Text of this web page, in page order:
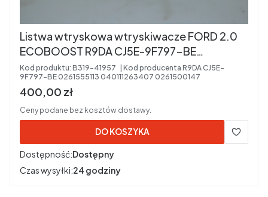
Listwa wtryskowa wtryskiwacze FORD 2.0
ECOBOOST R9DA CJ5E-9F797-BE
0261555113 040111263407 0261500147
Kod produktu: B319-41957 Kod producenta R9DA CJ5E-
9F797-BE 0261555113 040111263407 0261500147
Cena brutto
400,00 zł
Ceny podane bez kosztów dostawy.
DO KOSZYKA
Dostępność:Dostępny
Czas wysyłki:24 godziny